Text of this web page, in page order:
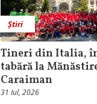
Știri
Tineri din Italia,
tabără la
Caraiman
31 Iul, 2026